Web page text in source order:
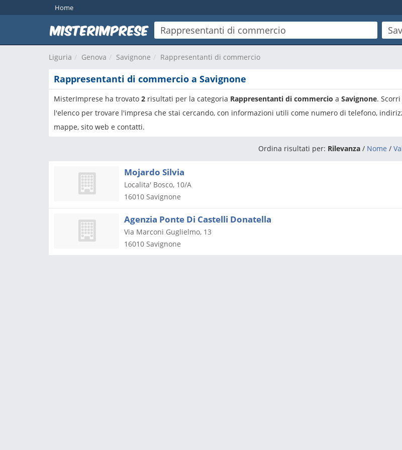
Home
Liguria Genova Savignone Rappresentanti di commercio
Rappresentanti di commercio a Savignone
MisterImprese ha trovato 2 risultati per la categoria Rappresentanti di commercio a Savignone. Scorri
l'elenco per trovare l'impresa che stai cercando, con informazioni utili come numero di telefono,
mappe, sito web e contatti.
Ordina risultati per: Rilevanza / Nome /
Mojardo Silvia
Localita' Bosco, 10/A
16010 Savignone
Agenzia Ponte Di Castelli Donatella
Via Marconi Guglielmo, 13
16010 Savignone